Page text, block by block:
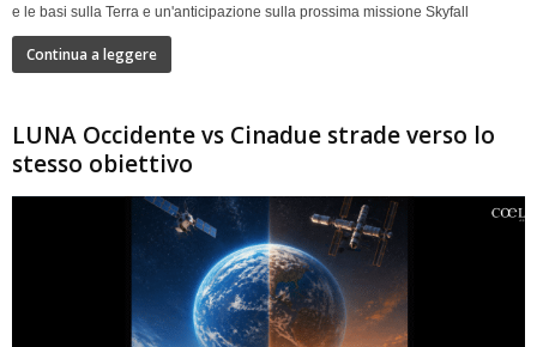
e le basi sulla Terra e un'anticipazione sulla prossima missione Skyfall
Continua a leggere
LUNA Occidente vs Cinadue strade verso lo
stesso obiettivo